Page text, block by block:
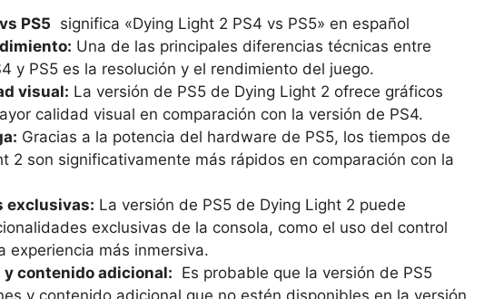
PS5 ‍ significa «Dying⁤ Light⁤ 2‌ PS4‍ vs PS5» en español
Una ⁢de las principales diferencias ⁣técnicas entre⁢
y PS5 es la resolución y el rendimiento del juego.
​visual: La versión de PS5 de Dying⁢ Light 2⁤ ofrece⁤ gráficos⁣
​calidad visual en⁣ comparación ​con la versión de ‌PS4.
Gracias a ​la potencia del ⁤hardware de PS5, los tiempos ​de
⁤2 son significativamente más rápidos en comparación con la
⁢exclusivas: La versión‍ de PS5 de Dying Light ⁤2 puede
exclusivas de​ la consola, como el uso del‍ control
experiencia más ⁣inmersiva.
contenido adicional: ‌ Es probable ​que la versión de PS5
y contenido‌ adicional⁤ que no estén disponibles en la versión